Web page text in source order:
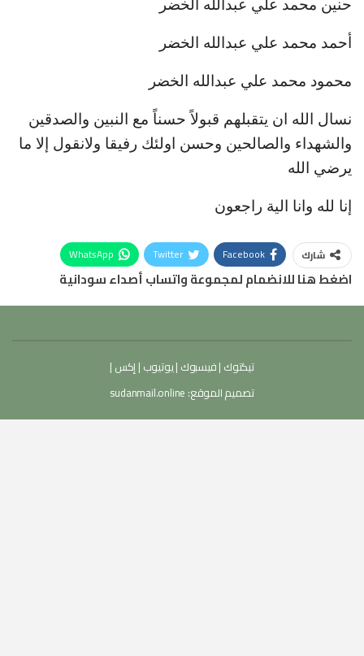
أحمد محمد علي عبدالله الخضر
محمود محمد علي عبدالله الخضر
نسال الله ان يتقبلهم قبولاً حسناً مع النبين والصدقين
والشهداء والصالحين وحسن اولئك رفيقا ولانقول إلا ما
يرضي الله
إنا لله وانا الية راجعون
شارك Facebook
Twitter
WhatsApp
اضغط هنا للانضمام لمجموعة واتساب أصداء سودانية
تيكتوك |فيسبوك |يوتيوب |إكس |
تصميم الموقع: sudanmail.online